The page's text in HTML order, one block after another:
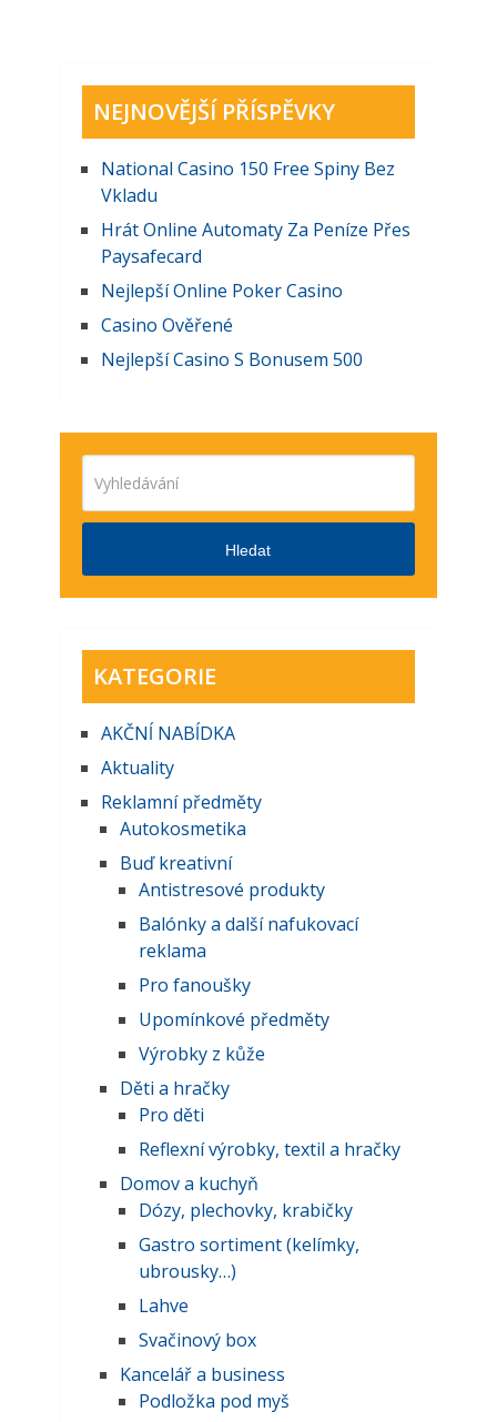
NEJNOVĚJŠÍ PŘÍSPĚVKY
National Casino 150 Free Spiny Bez
Vkladu
Hrát Online Automaty Za Peníze Přes
Paysafecard
Nejlepší Online Poker Casino
Casino Ověřené
Nejlepší Casino S Bonusem 500
Hledat
KATEGORIE
AKČNĺ NABĺDKA
Aktuality
Reklamní předměty
Autokosmetika
Buď kreativní
Antistresové produkty
Balónky a další nafukovací
reklama
Pro fanoušky
Upomínkové předměty
Výrobky z kůže
Děti a hračky
Pro děti
Reflexní výrobky, textil a hračky
Domov a kuchyň
Dózy, plechovky, krabičky
Gastro sortiment (kelímky,
ubrousky…)
Lahve
Svačinový box
Kancelář a business
Podložka pod myš